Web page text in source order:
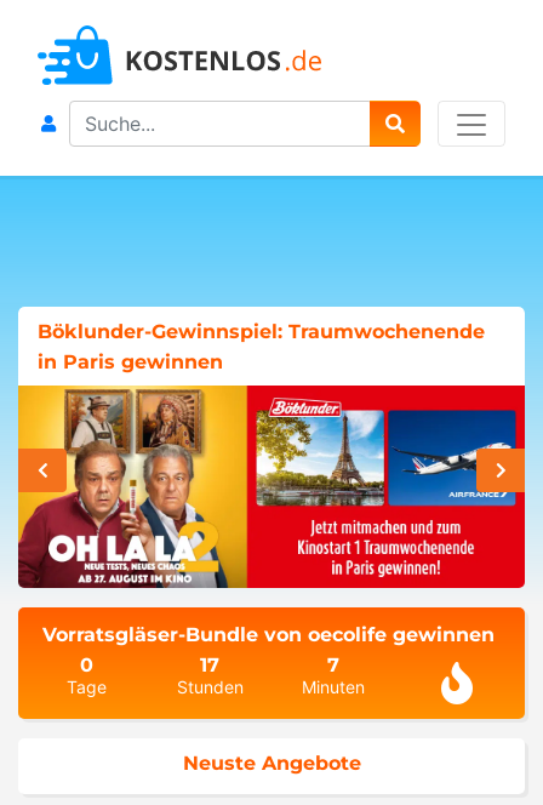
Search
Böklunder-Gewinnspiel: Traumwochenende
in Paris gewinnen
Vorratsgläser-Bundle von oecolife gewinnen
0
Tage
17
Stunden
7
Minuten
Neuste Angebote